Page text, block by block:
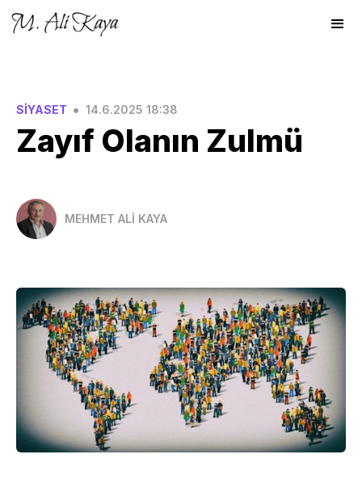
SİYASET • 14.6.2025 18:38
Zayıf Olanın Zulmü
MEHMET ALİ KAYA